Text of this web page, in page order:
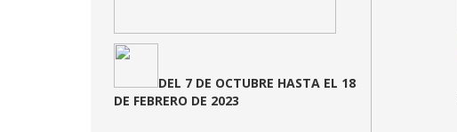
DEL 7 DE OCTUBRE HASTA EL 18
DE FEBRERO DE 2023